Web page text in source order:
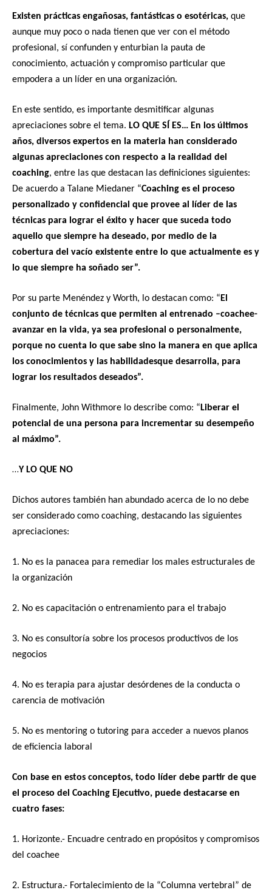
Existen prácticas engañosas, fantásticas o esotéricas, que
aunque muy poco o nada tienen que ver con el método
profesional, sí confunden y enturbian la pauta de
conocimiento, actuación y compromiso particular que
empodera a un líder en una organización.
En este sentido, es importante desmitificar algunas
apreciaciones sobre el tema. LO QUE SÍ ES… En los últimos
años, diversos expertos en la materia han considerado
algunas apreciaciones con respecto a la realidad del
coaching, entre las que destacan las definiciones siguientes:
De acuerdo a Talane Miedaner “Coaching es el proceso
personalizado y confidencial que provee al líder de las
técnicas para lograr el éxito y hacer que suceda todo
aquello que siempre ha deseado, por medio de la
cobertura del vacío existente entre lo que actualmente es y
lo que siempre ha soñado ser”.
Por su parte Menéndez y Worth, lo destacan como: “ El
conjunto de técnicas que permiten al entrenado –coachee-
avanzar en la vida, ya sea profesional o personalmente,
porque no cuenta lo que sabe sino la manera en que aplica
los conocimientos y las habilidadesque desarrolla, para
lograr los resultados deseados”.
Finalmente, John Withmore lo describe como: “ Liberar el
potencial de una persona para incrementar su desempeño
al máximo”.
…Y LO QUE NO
Dichos autores también han abundado acerca de lo no debe
ser considerado como coaching, destacando las siguientes
apreciaciones:
1. No es la panacea para remediar los males estructurales de
la organización
2. No es capacitación o entrenamiento para el trabajo
3. No es consultoría sobre los procesos productivos de los
negocios
4. No es terapia para ajustar desórdenes de la conducta o
carencia de motivación
5. No es mentoring o tutoring para acceder a nuevos planos
de eficiencia laboral
Con base en estos conceptos, todo líder debe partir de que
el proceso del Coaching Ejecutivo, puede destacarse en
cuatro fases:
1. Horizonte.- Encuadre centrado en propósitos y compromisos
del coachee
2. Estructura.- Fortalecimiento de la “Columna vertebral” de